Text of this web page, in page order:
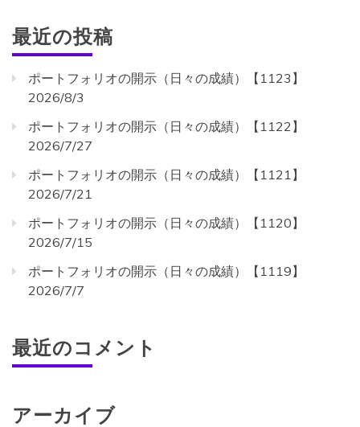
最近の投稿
ポートフォリオの開示（日々の成績）【1123】
2026/8/3
ポートフォリオの開示（日々の成績）【1122】
2026/7/27
ポートフォリオの開示（日々の成績）【1121】
2026/7/21
ポートフォリオの開示（日々の成績）【1120】
2026/7/15
ポートフォリオの開示（日々の成績）【1119】
2026/7/7
最近のコメント
アーカイブ